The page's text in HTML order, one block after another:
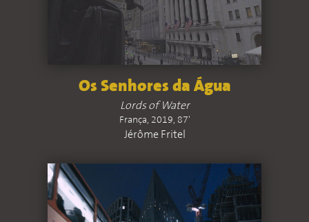
Os Senhores da Água
Lords of Water
França, 2019, 87'
Jérôme Fritel